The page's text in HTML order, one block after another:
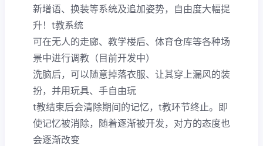
新增语、换装等系统及追加姿势，自由度大幅提
升！t教系统
可在无人的走廊、教学楼后、体育仓库等各种场
景中进行调教（目前开发中）
洗脑后，可以随意掉落衣服、让其穿上漏风的装
扮，并用玩具、手自由玩
t教结束后会清除期间的记忆，t教环节终止。即
使记忆被消除，随着逐渐被开发，对方的态度也
会逐渐改变